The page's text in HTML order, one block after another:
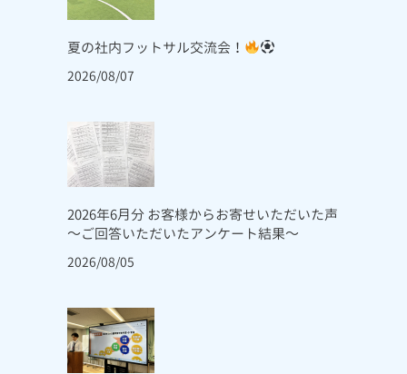
夏の社内フットサル交流会！
2026/08/07
2026年6月分 お客様からお寄せいただいた声
～ご回答いただいたアンケート結果～
2026/08/05